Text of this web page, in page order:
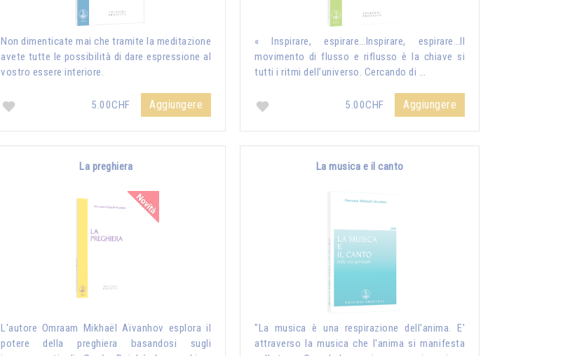
Non dimenticate mai che tramite la meditazione
avete tutte le possibilità di dare espressione al
vostro essere interiore.
5.00CHF Aggiungere
« Inspirare, espirare…Inspirare, espirare…Il
movimento di flusso e riflusso è la chiave si
tutti i ritmi dell’universo. Cercando di …
5.00CHF Aggiungere
La preghiera
L'autore Omraam Mikhaël Aïvanhov esplora il
potere della preghiera basandosi sugli
La musica e il canto
"La musica è una respirazione dell'anima. E'
attraverso la musica che l'anima si manifesta